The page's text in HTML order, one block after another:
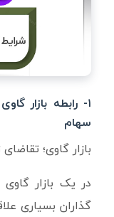
۱- رابطه بازار گاوی و خرسی و میزان
سهام
بازار گاوی؛
در یک بازار
گذاران بسیاری